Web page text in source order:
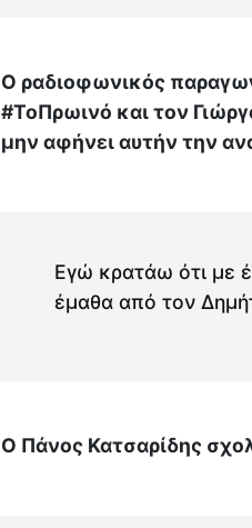
Ο ραδιοφωνικός
#ΤοΠρωινό και τον
μην αφήνει αυτήν την
Εγώ κρατάω ότι με
έμαθα από τον
Ο Πάνος Κατσαρίδης